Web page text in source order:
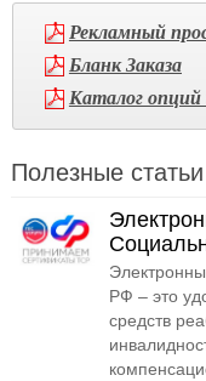
Рекламный
Бланк Заказа
Каталог опций
Полезные статьи
РФ – это
средств